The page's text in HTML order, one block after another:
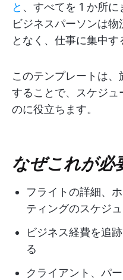
と 、すべてを 1 か所に
ビジネスパーソンは
となく、仕事に集中す
このテンプレートは
することで、スケジュ
のに役立ちます。
なぜこれが必
フライトの詳細、
ティングのスケジ
ビジネス経費を追
る
クライアント、パ